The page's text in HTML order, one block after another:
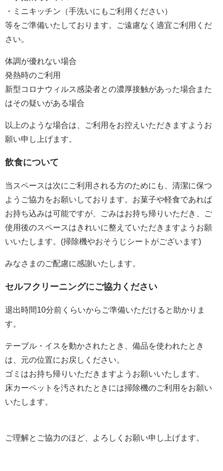
・ミニキッチン（手洗いにもご利用ください）
等をご準備いたしております。ご遠慮なく適宜ご利用くだ
さい。
体調が優れない場合
発熱時のご利用
新型コロナウィルス感染者との濃厚接触があった場合また
はその疑いがある場合
以上のような場合は、ご利用をお控えいただきますようお
願い申し上げます。
飲食について
当スペースは次にご利用される方のためにも、清潔に保つ
ようご協力をお願いしております。お菓子や軽食であれば
お持ち込みは可能ですが、ごみはお持ち帰りいただき、ご
使用後のスペースはきれいに整えていただきますよう お願
いいたします。 (掃除機やおそうじシートがございます)
みなさまのご配慮に感謝いたします。
セルフクリーニングにご協力ください
退出時間10分前くらいからご準備いただけると助かりま
す。
テーブル・イスを動かされたとき、備品を使われたとき
は、元の位置にお戻しください。
ゴミはお持ち帰りいただきますようお願いいたします。
床カーペットを汚されたときには掃除機のご利用をお願い
いたします。
ご理解とご協力のほど、よろしくお願い申し上げます。